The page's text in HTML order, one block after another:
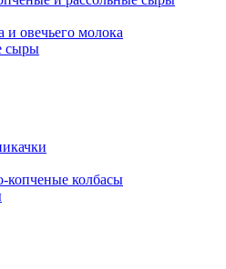
и овечьего молока
сыры
копченые колбасы